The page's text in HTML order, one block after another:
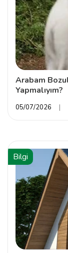
Arabam
Yapmalıyım?
05/07/2026
Bilgi